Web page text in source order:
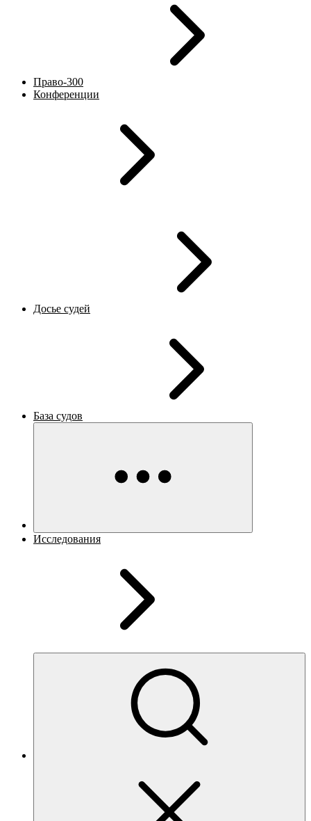
Право-300
Конференции
Досье судей
База судов
Исследования